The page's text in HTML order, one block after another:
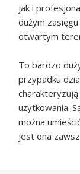
jak i
dużym
otwartym
To bardzo
przypadku
użytkowania.
można
jest ona